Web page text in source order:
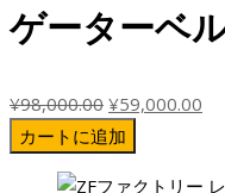
ゲーターベ
¥98,000.00 元
の
価
格
¥59,000.00
価
カートに追加